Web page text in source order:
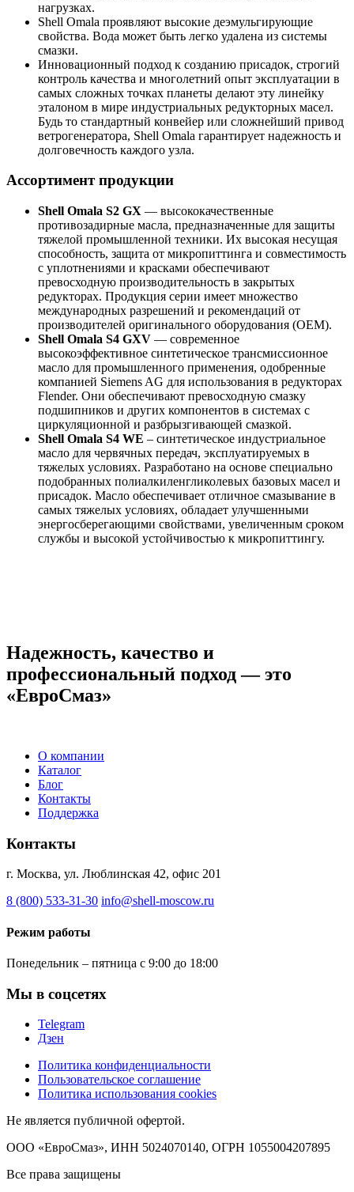
нагрузках.
Shell Omala проявляют высокие деэмульгирующие
свойства. Вода может быть легко удалена из системы
смазки.
Инновационный подход к созданию присадок, строгий
контроль качества и многолетний опыт эксплуатации в
самых сложных точках планеты делают эту линейку
эталоном в мире индустриальных редукторных масел.
Будь то стандартный конвейер или сложнейший привод
ветрогенератора, Shell Omala гарантирует надежность и
долговечность каждого узла.
Ассортимент продукции
Shell Omala S2 GX — высококачественные
противозадирные масла, предназначенные для защиты
тяжелой промышленной техники. Их высокая несущая
способность, защита от микропиттинга и совместимость
с уплотнениями и красками обеспечивают
превосходную производительность в закрытых
редукторах. Продукция серии имеет множество
международных разрешений и рекомендаций от
производителей оригинального оборудования (OEM).
Shell Omala S4 GXV — современное
высокоэффективное синтетическое трансмиссионное
масло для промышленного применения, одобренные
компанией Siemens AG для использования в редукторах
Flender. Они обеспечивают превосходную смазку
подшипников и других компонентов в системах с
циркуляционной и разбрызгивающей смазкой.
Shell Omala S4 WE – синтетическое индустриальное
масло для червячных передач, эксплуатируемых в
тяжелых условиях. Разработано на основе специально
подобранных полиалкиленгликолевых базовых масел и
присадок. Масло обеспечивает отличное смазывание в
самых тяжелых условиях, обладает улучшенными
энергосберегающими свойствами, увеличенным сроком
службы и высокой устойчивостью к микропиттингу.
Надежность, качество и
профессиональный подход — это
«ЕвроСмаз»
О компании
Каталог
Блог
Контакты
Поддержка
Контакты
г. Москва, ул. Люблинская 42, офис 201
8 (800) 533-31-30 info@shell-moscow.ru
Режим работы
Понедельник – пятница с 9:00 до 18:00
Мы в соцсетях
Telegram
Дзен
Политика конфиденциальности
Пользовательское соглашение
Политика использования cookies
Не является публичной офертой.
ООО «ЕвроСмаз», ИНН 5024070140, ОГРН 1055004207895
Все права защищены